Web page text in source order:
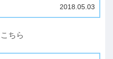
回は、ハワイ女子ひとり旅の「お...2018.05.03
ちら